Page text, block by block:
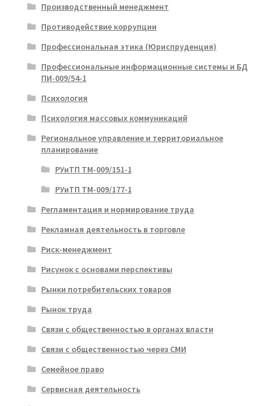
Производственный менеджмент
Противодействие коррупции
Профессиональная этика (Юриспруденция)
Профессиональные информационные системы и БД
ПИ-009/54-1
Психология
Психология массовых коммуникаций
Региональное управление и территориальное
планирование
РУиТП ТМ-009/151-1
РУиТП ТМ-009/177-1
Регламентация и нормирование труда
Рекламная деятельность в торговле
Риск-менеджмент
Рисунок с основами перспективы
Рынки потребительских товаров
Рынок труда
Связи с общественностью в органах власти
Связи с общественностью через СМИ
Семейное право
Сервисная деятельность